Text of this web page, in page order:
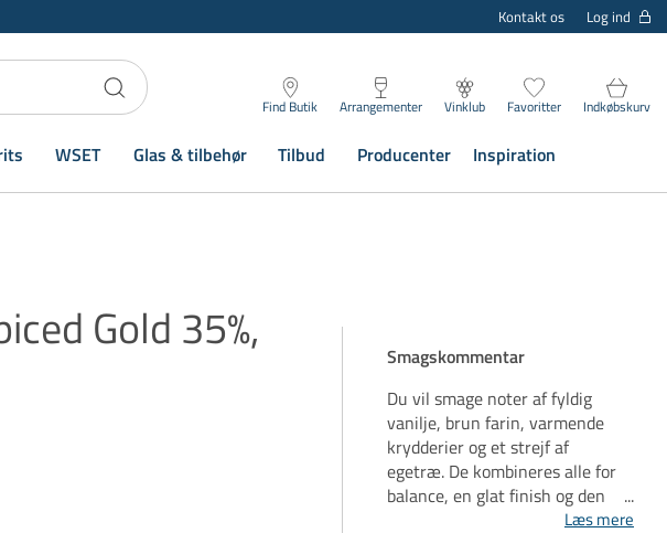
Kontakt os Log ind
Find Butik Arrangementer Vinklub Favoritter Indkøbskurv
WSET Glas & tilbehør Tilbud Producenter Inspiration
Gold 35%,
Smagskommentar
Du vil smage noter af fyldig
vanilje, brun farin, varmende
krydderier og et strejf af
egetræ. De kombineres alle for
balance, en glat finish og den
Læs mere